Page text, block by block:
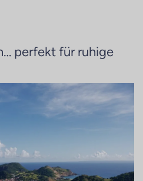
perfekt für ruhige